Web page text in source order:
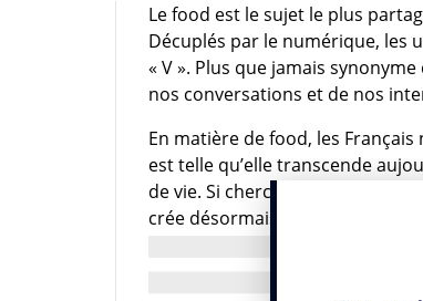
Le food est le sujet le plus
Décuplés par le numérique, les
« V ». Plus que jamais
nos conversations et de nos
En matière de food, les
est telle qu’elle transcende
de vie. Si chercher sur le Net la
crée désormais une appétence